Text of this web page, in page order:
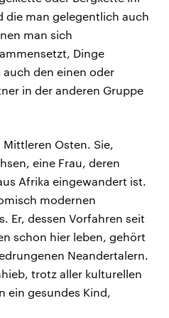
die man gelegentlich auch
man sich
Dinge
den einen oder
in der anderen Gruppe
Osten. Sie,
eine Frau, deren
Afrika eingewandert ist.
modernen
Er, dessen Vorfahren seit
schon hier leben, gehört
Neandertalern.
trotz aller kulturellen
ein gesundes Kind,